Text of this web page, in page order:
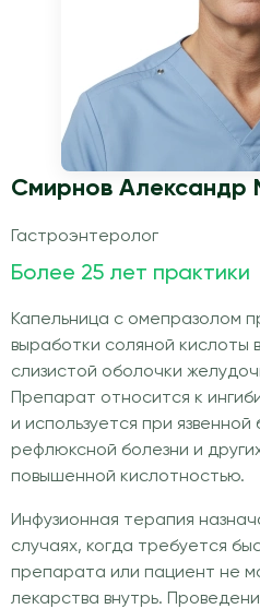
Смирнов Александр
Гастроэнтеролог
Более 25 лет практики
Капельница с омепразолом
выработки соляной кислоты
слизистой оболочки
Препарат относится к
и используется при язвенной
рефлюксной болезни и
повышенной кислотностью.
Инфузионная терапия
случаях, когда требуется
препарата или пациент не
лекарства внутрь.